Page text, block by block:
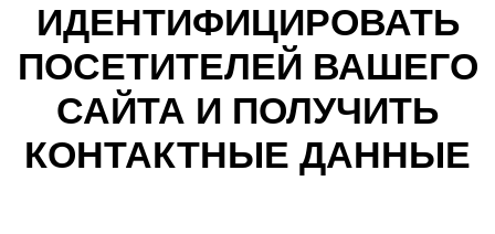
ИДЕНТИФИЦИРОВАТЬ
ПОСЕТИТЕЛЕЙ ВАШЕГО
САЙТА И ПОЛУЧИТЬ
КОНТАКТНЫЕ ДАННЫЕ